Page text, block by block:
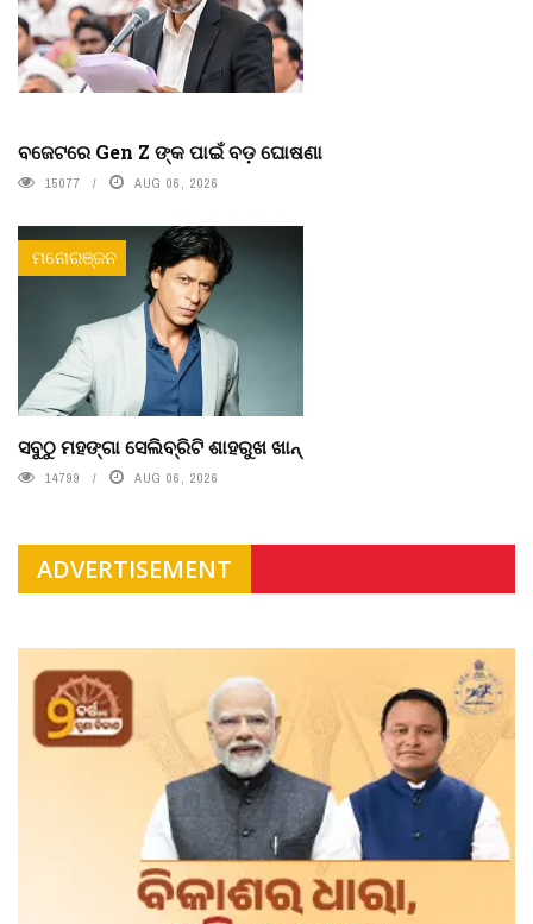
ବଜେଟରେ Gen Z ଙ୍କ ପାଇଁ ବଡ଼ ଘୋଷଣା
15077 AUG 06, 2026
ମନୋରଞ୍ଜନ
ସବୁଠୁ ମହଙ୍ଗା ସେଲିବ୍ରିଟି ଶାହରୁଖ ଖାନ୍
14799 AUG 06, 2026
ADVERTISEMENT